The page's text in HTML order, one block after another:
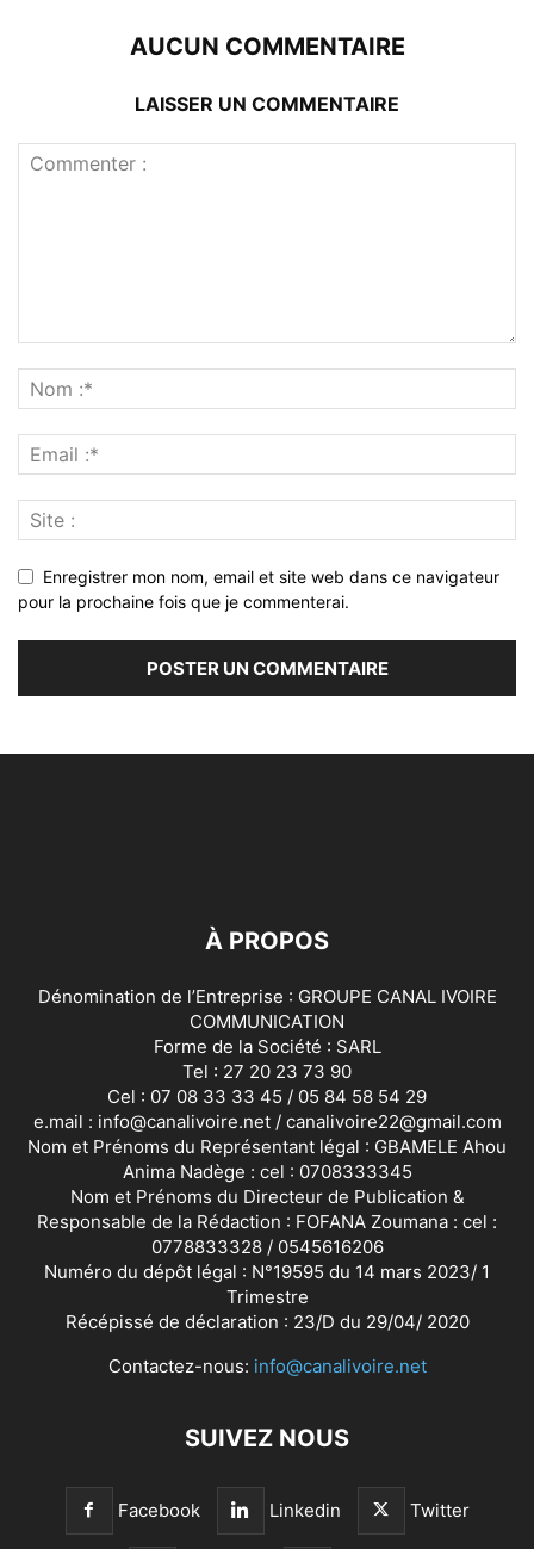
AUCUN COMMENTAIRE
LAISSER UN COMMENTAIRE
Enregistrer mon nom, email et site web dans ce navigateur
pour la prochaine fois que je commenterai.
À PROPOS
Dénomination de l’Entreprise : GROUPE CANAL IVOIRE
COMMUNICATION
Forme de la Société : SARL
Tel : 27 20 23 73 90
Cel : 07 08 33 33 45 / 05 84 58 54 29
e.mail : info@canalivoire.net / canalivoire22@gmail.com
Nom et Prénoms du Représentant légal : GBAMELE Ahou
Anima Nadège : cel : 0708333345
Nom et Prénoms du Directeur de Publication &
Responsable de la Rédaction : FOFANA Zoumana : cel :
0778833328 / 0545616206
Numéro du dépôt légal : N°19595 du 14 mars 2023/ 1
Trimestre
Récépissé de déclaration : 23/D du 29/04/ 2020
Contactez-nous: info@canalivoire.net
SUIVEZ NOUS
Facebook Linkedin Twitter